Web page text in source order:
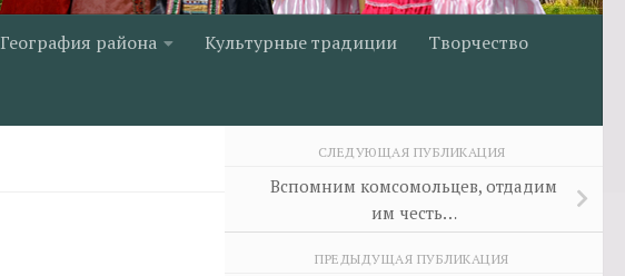
География района Культурные традиции Творчество
СЛЕДУЮЩАЯ ПУБЛИКАЦИЯ
Вспомним комсомольцев, отдадим
им честь…
ПРЕДЫДУЩАЯ ПУБЛИКАЦИЯ